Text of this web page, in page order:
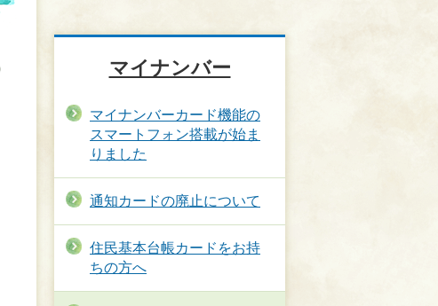
マイナンバー
マイナンバーカード機能の
スマートフォン搭載が始ま
りました
通知カードの廃止について
住民基本台帳カードをお持
ちの方へ